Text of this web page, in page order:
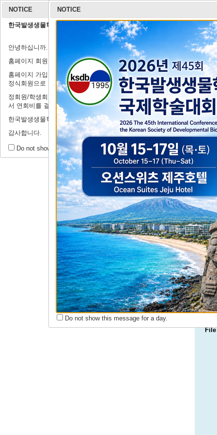
학회 소개
회장 인사말
학회 연혁
학회 회칙
연구윤리규정
임원 명단 학
제44회 정기
회원 공간
공지사항
자유게시판
갤러리
회원동정
구인구직
공
NOTICE
한국발생생물학회 홈페이지 회원가입 안내
안녕하십니까.
홈페이지 회원가입 관련하여 안내드립니다.
홈페이지 가입은 정식회원이 되기 전의 절차로, '연회비'를 납부하셔야
정식회원으로 인정받으실 수 있습니다.
정회원/학생회원이 되기 위해서는 '학술행사'→'등록 및 결제시스템'에
서 연회비를 결제해주시기를 부탁드립니다.
한국발생생물학회에 많은 관심과 지원을 부탁드립니다.
감사합니다.
Do not show this message for a day.
NOTICE
Do not show this message for a day.